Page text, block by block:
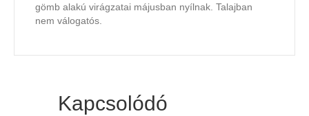
gömb alakú virágzatai májusban nyílnak. Talajban
nem válogatós.
Kapcsolódó